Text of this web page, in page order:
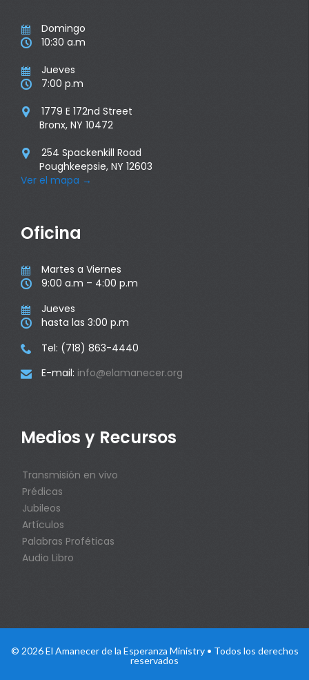
 Domingo
 10:30 a.m
 Jueves
 7:00 p.m

1779 E 172nd Street
Bronx, NY 10472

254 Spackenkill Road
Poughkeepsie, NY 12603
Ver el mapa →
Oficina
 Martes a Viernes
 9:00 a.m – 4:00 p.m
 Jueves
 hasta las 3:00 p.m
 Tel: (718) 863-4440
 E-mail: info@elamanecer.org
Medios y Recursos
Transmisión en vivo
Prédicas
Jubileos
Artículos
Palabras Proféticas
Audio Libro
© 2026 El Amanecer de la Esperanza Ministry • Todos los derechos
reservados